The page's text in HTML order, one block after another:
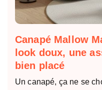
Canapé Mallow
look doux, une
bien placé
Un canapé, ça ne se